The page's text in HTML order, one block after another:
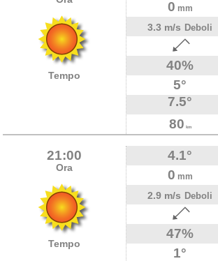
Tempo
0 mm
3.3 m/s Deboli
40%
5°
7.5°
80 km
21:00
Ora
Tempo
4.1°
0 mm
2.9 m/s Deboli
47%
1°